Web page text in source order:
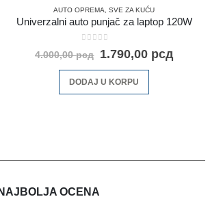
AUTO OPREMA SVE ZA KUĆU
Univerzalni auto punjač za laptop 120W
out of 5
4.000,00рсд 1.790,00 рсд
DODAJ U KORPU
NAJBOLJA OCENA